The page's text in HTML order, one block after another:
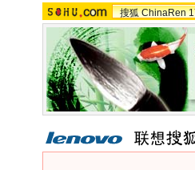
搜狐 ChinaRen